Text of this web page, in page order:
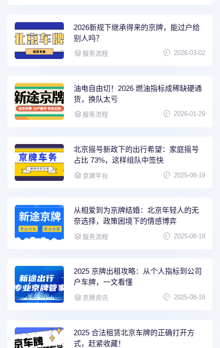
2026新规下继承得来的京牌，能过户给
别人吗？
服务流程 2026-03-02
油电自由切！2026 燃油指标成稀缺硬通
货，换队太亏
服务流程 2026-01-29
北京摇号新政下的出行希望：家庭摇号
占比 73%，这样组队中签快
京牌平台 2025-08-19
从相爱到为京牌结婚：北京年轻人的无
奈选择，政策困境下的情感博弈
服务流程 2025-08-18
2025 京牌出租攻略：从个人指标到公司
户车牌，一文看懂
京牌资讯 2025-08-18
2025 合法租赁北京车牌的正确打开方
式，赶紧收藏！